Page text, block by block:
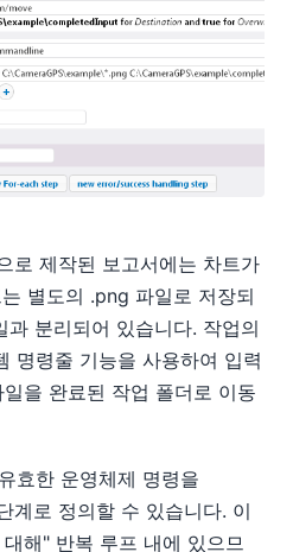
로 제작된 보고서에는 차트가
별도의 .png 파일로 저장되
분리되어 있습니다. 작업의
명령줄 기능을 사용하여 입력
을 완료된 작업 폴더로 이동
효한 운영체제 명령을
계로 정의할 수 있습니다. 이
해" 반복 루프 내에 있으므